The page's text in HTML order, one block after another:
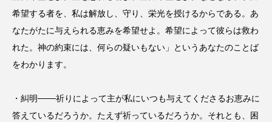
希望する者を、私は解放し、守り、栄光を授けるからである。あ
なたがたに与えられる恵みを希望せよ。希望によって彼らは救わ
れた。神の約束には、何らの疑いもない」というあなたのことば
をわかります。
・糾明───祈りによって主が私にいつも与えてくださるお恵みに
答えているだろうか。たえず祈っているだろうか。それとも、困